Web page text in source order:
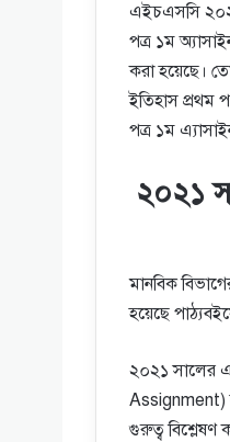
এইচএসসি
পত্র ১ম
করা হয়েছে।
ইতিহাস প্রথম
পত্র ১ম
২০২১
মানবিক
হয়েছে
২০২১ সালের
Assignment)
গুরুত্ব